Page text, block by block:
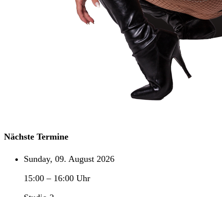
Nächste Termine
Sunday, 09. August 2026
15:00 – 16:00 Uhr